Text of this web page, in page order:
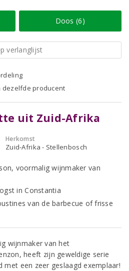
Doos (6)
verlanglijst
dezelfde producent
uit Zuid-Afrika
Herkomst
Zuid-Afrika - Stellenbosch
voormalig wijnmaker van
in Constantia
van de barbecue of frisse
wijnmaker van het
heeft zijn geweldige serie
met een zeer geslaagd exemplaar!